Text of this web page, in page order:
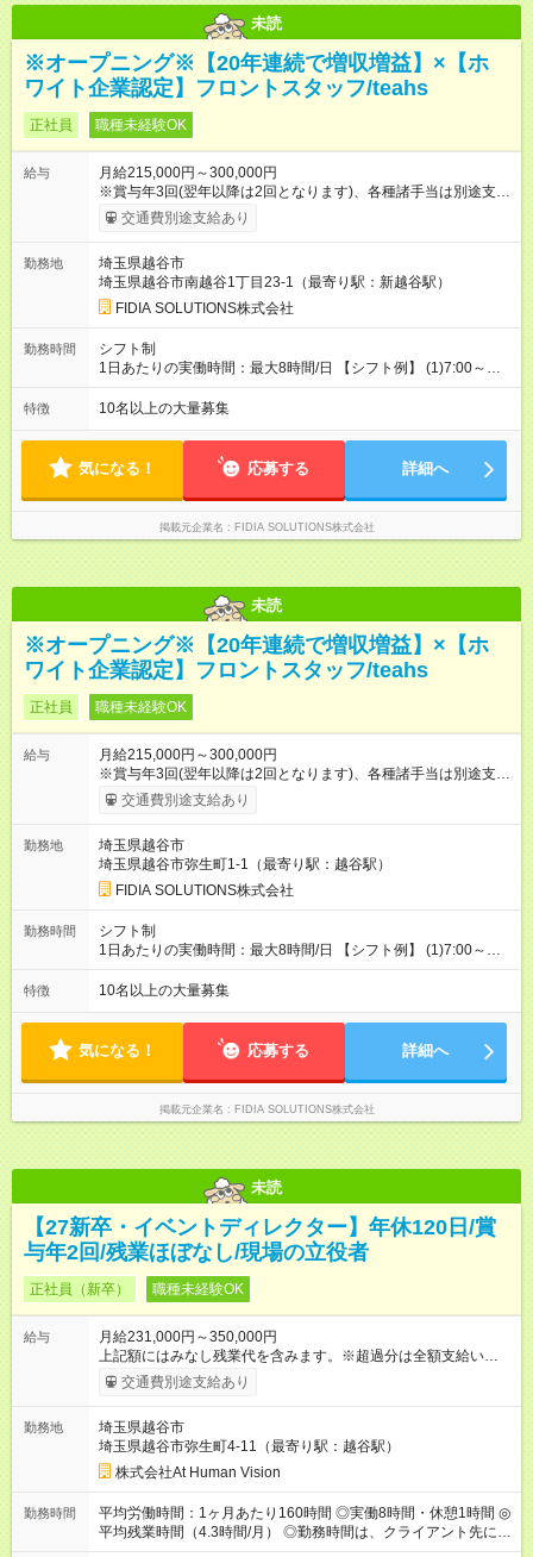
未読
※オープニング※【20年連続で増収増益】×【ホ
ワイト企業認定】フロントスタッフ/teahs
正社員 職種未経験OK
給与
月給215,000円～300,000円
※賞与年3回(翌年以降は2回となります)、各種諸手当は別途支
給！ ※能力・スキルを考慮し、ご相談の上で決定します。 【試
用期間】試用期間あり 試用期間の長さ：6ヶ月 雇用形態、給与
交通費別途支給あり
勤務地
埼玉県越谷市
埼玉県越谷市南越谷1丁目23-1（最寄り駅：新越谷駅）
FIDIA SOLUTIONS株式会社
勤務時間
シフト制
1日あたりの実働時間：最大8時間/日 【シフト例】 (1)7:00～
16:00 (2)8:00～17:00 (3)13:00～22:00 (4)14:00～23:00
(5)22:00～7:00 (6)23:00～8:00
特徴 10名以上の大量募集
気になる！ 応募する 詳細へ
掲載元企業名 FIDIA SOLUTIONS株式会社
未読
※オープニング※【20年連続で増収増益】×【ホ
ワイト企業認定】フロントスタッフ/teahs
正社員 職種未経験OK
給与
月給215,000円～300,000円
※賞与年3回(翌年以降は2回となります)、各種諸手当は別途支
給！ ※能力・スキルを考慮し、ご相談の上で決定します。 【試
用期間】試用期間あり 試用期間の長さ：6ヶ月 雇用形態、給与
交通費別途支給あり
勤務地
埼玉県越谷市
埼玉県越谷市弥生町1-1（最寄り駅：越谷駅）
FIDIA SOLUTIONS株式会社
勤務時間
シフト制
1日あたりの実働時間：最大8時間/日 【シフト例】 (1)7:00～
16:00 (2)8:00～17:00 (3)13:00～22:00 (4)14:00～23:00
(5)22:00～7:00 (6)23:00～8:00
特徴 10名以上の大量募集
気になる！ 応募する 詳細へ
掲載元企業名 FIDIA SOLUTIONS株式会社
未読
【27新卒・イベントディレクター】年休120日/賞
与年2回/残業ほぼなし/現場の立役者
正社員（新卒） 職種未経験OK
給与
月給231,000円～350,000円
上記額にはみなし残業代を含みます。※超過分は全額支給いたし
ます。 みなし残業代 24,000円 ～ 37,000円／月 みなし残業時
間 15時間／月 【給与】 月給： 大卒・院卒 ：243，000
（固定残業代 24，000円） 賞与：年２回 （業績連動型） 昇
給：年２回（3月、9月) 試用期間：6ヶ月 ※上記額にはみなし残
業代（月15時間分）が含まれた 金額になります。超過分は追加
で全額支給。 【頑張りを給与・キャリアに還元します】 年に2
回⼈事評価があり等級が決まります。 等級に合わせた給与設定
のため、若い内からでも頑張り次第で給与アップが叶います。
交通費別途支給あり
勤務地
埼玉県越谷市
埼玉県越谷市弥生町4-11（最寄り駅：越谷駅）
株式会社At Human Vision
勤務時間
平均労働時間：1ヶ月あたり160時間 ◎実働8時間・休憩1時間 ◎
平均残業時間（4.3時間/月） ◎勤務時間は、クライアント先に
より異なります。 ※＜シフト例＞ 10:00～19:00／11:00～